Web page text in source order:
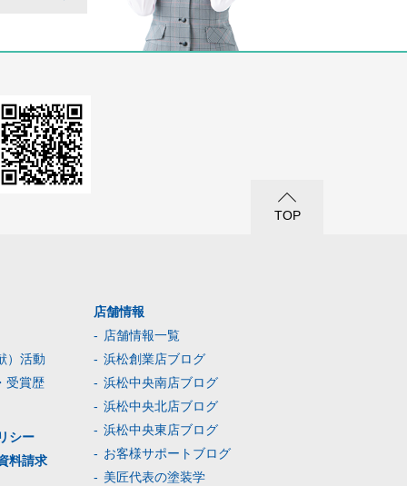
TOP
）活動
受賞歴
シー
料請求
店舗情報
店舗情報一覧
浜松創業店ブログ
浜松中央南店ブログ
浜松中央北店ブログ
浜松中央東店ブログ
お客様サポートブログ
美匠代表の塗装学